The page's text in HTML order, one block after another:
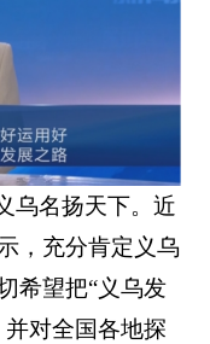
乌名扬天下。近
，充分肯定义乌
希望把“义乌发
对全国各地探